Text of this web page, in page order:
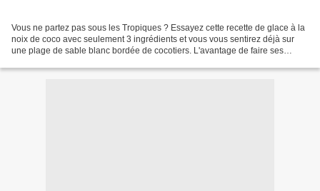
Vous ne partez pas sous les Tropiques ? Essayez cette recette de glace à la
noix de coco avec seulement 3 ingrédients et vous vous sentirez déjà sur
une plage de sable blanc bordée de cocotiers. L'avantage de faire ses